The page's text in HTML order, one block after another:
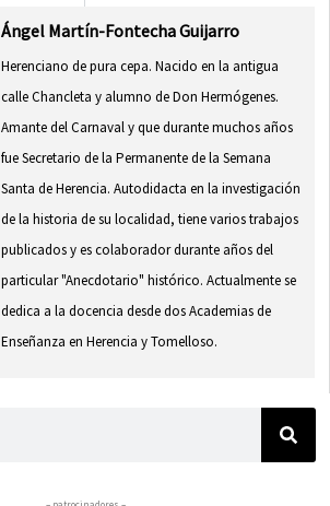
Ángel Martín-Fontecha Guijarro
Herenciano de pura cepa. Nacido en la antigua
calle Chancleta y alumno de Don Hermógenes.
Amante del Carnaval y que durante muchos años
fue Secretario de la Permanente de la Semana
Santa de Herencia. Autodidacta en la investigación
de la historia de su localidad, tiene varios trabajos
publicados y es colaborador durante años del
particular "Anecdotario" histórico. Actualmente se
dedica a la docencia desde dos Academias de
Enseñanza en Herencia y Tomelloso.